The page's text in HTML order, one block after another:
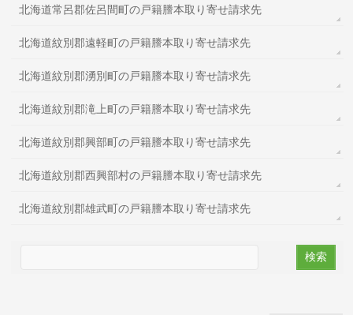
北海道常呂郡佐呂間町の戸籍謄本取り寄せ請求先
北海道紋別郡遠軽町の戸籍謄本取り寄せ請求先
北海道紋別郡湧別町の戸籍謄本取り寄せ請求先
北海道紋別郡滝上町の戸籍謄本取り寄せ請求先
北海道紋別郡興部町の戸籍謄本取り寄せ請求先
北海道紋別郡西興部村の戸籍謄本取り寄せ請求先
北海道紋別郡雄武町の戸籍謄本取り寄せ請求先